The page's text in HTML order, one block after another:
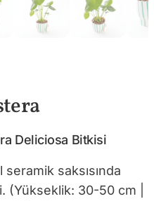
Deliciosa Bitkisi
saksısında
(Yükseklik: 30-50 cm |